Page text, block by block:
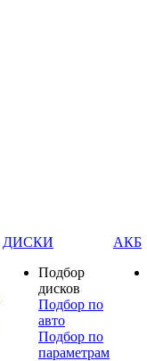
ДИСКИ
Подбор
дисков
Подбор по
авто
Подбор по
параметрам
АКБ